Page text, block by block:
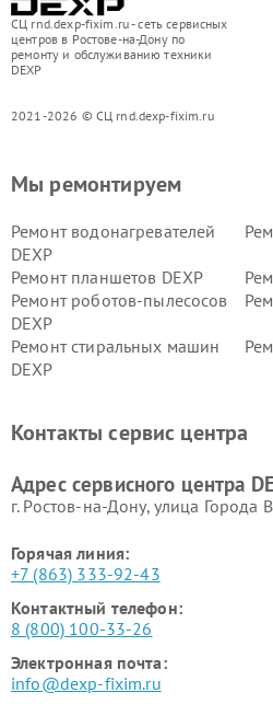
СЦ rnd.dexp-fixim.ru - сеть сервисных
центров в Ростове-на-Дону по
ремонту и обслуживанию техники
DEXP
2021-2026 © СЦ rnd.dexp-fixim.ru
Мы ремонтируем
Ремонт водонагревателей
DEXP
Ремонт планшетов DEXP
Ремонт роботов-пылесосов
DEXP
Ремонт стиральных машин
DEXP
Ремонт серверов DEXP
Контакты сервис центра
Адрес сервисного центра
г. Ростов-на-Дону, улица Города
Горячая линия:
+7 (863) 333-92-43
Контактный телефон:
8 (800) 100-33-26
Электронная почта:
info@dexp-fixim.ru